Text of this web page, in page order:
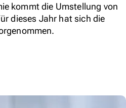
kommt die Umstellung von
dieses Jahr hat sich die